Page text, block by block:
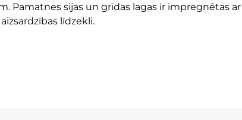
Pamatnes sijas un grīdas lagas ir impregnētas ar
līdzekli.